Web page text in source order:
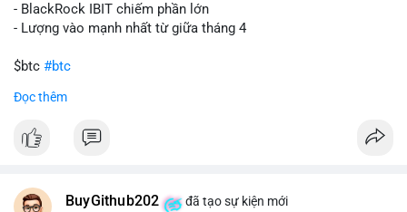
- BlackRock IBIT chiếm phần lớn
- Lượng vào mạnh nhất từ giữa tháng 4
$btc #btc
#vlikevn
📰 Nguồn: CoinDesk
Đọc thêm
BuyGithub202 đã tạo sự kiện mới